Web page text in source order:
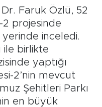
Faruk Özlü, 52
projesinde
inceledi.
ile birlikte
yaptığı
2’nin mevcut
Şehitleri Parkı
en büyük